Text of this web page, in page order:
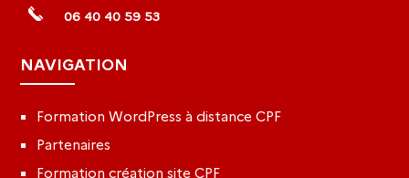
06 40 40 59 53
NAVIGATION
Formation WordPress à distance CPF
Partenaires
Formation création site CPF